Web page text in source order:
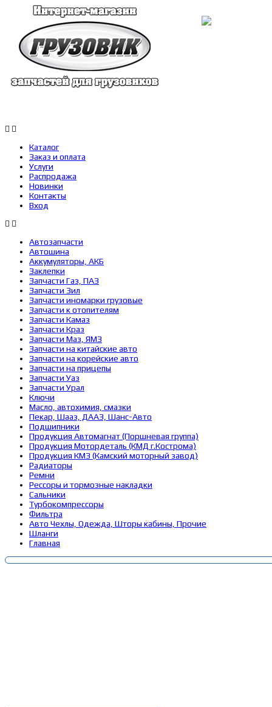
Каталог
Заказ и оплата
Услуги
Распродажа
Новинки
Контакты
Вход
Автозапчасти
Автошина
Аккумуляторы, АКБ
Заклепки
Запчасти Газ, ПАЗ
Запчасти Зил
Запчасти иномарки грузовые
Запчасти к отопителям
Запчасти Камаз
Запчасти Краз
Запчасти Маз, ЯМЗ
Запчасти на китайские авто
Запчасти на корейские авто
Запчасти на прицепы
Запчасти Уаз
Запчасти Урал
Ключи
Масло, автохимия, смазки
Пекар, Шааз, ДААЗ, Шанс-Авто
Подшипники
Продукция Автомагнат (Поршневая группа)
Продукция Мотордеталь (КМД г.Кострома)
Продукция КМЗ (Камский моторный завод)
Радиаторы
Ремни
Рессоры и тормозные накладки
Сальники
Турбокомпрессоры
Фильтра
Авто Чехлы, Одежда, Шторы кабины, Прочие
Шланги
Главная